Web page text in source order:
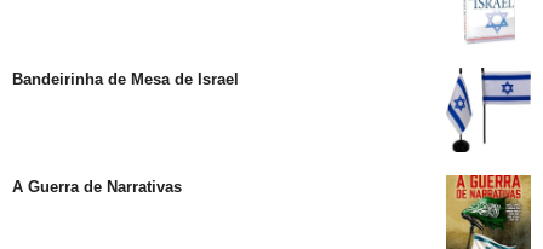
Bandeirinha de Mesa de Israel
A Guerra de Narrativas